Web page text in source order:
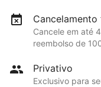
Cancelamento
Cancele em até
reembolso de
Privativo
Exclusivo para